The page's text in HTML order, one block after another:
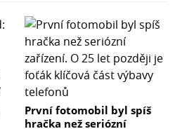
První fotomobil byl spíš
hračka než seriózní